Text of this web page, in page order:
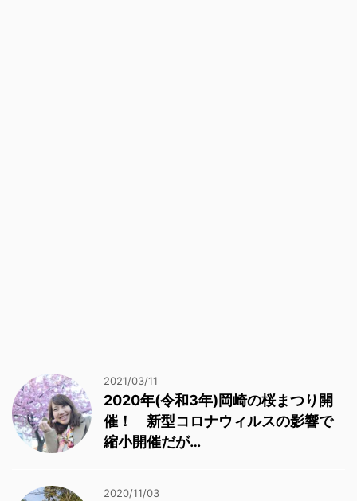
2021/03/11
2020年(令和3年)岡崎の桜まつり開
催！ 新型コロナウィルスの影響で
縮小開催だが…
2020/11/03